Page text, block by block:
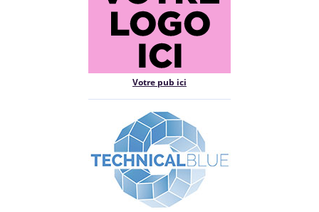
Votre pub ici